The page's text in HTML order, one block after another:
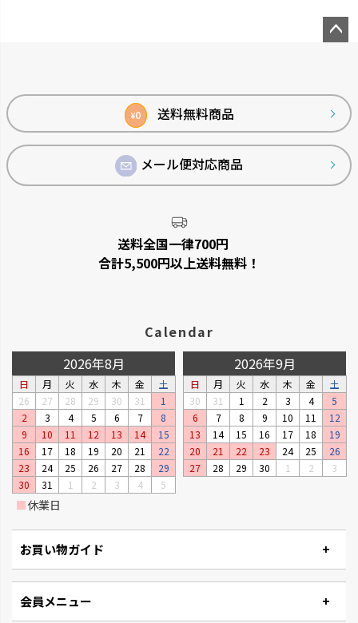
¥0 送料無料商品
メール便対応商品
送料全国一律700円
合計5,500円以上送料無料！
Calendar
2026年8月
日 月 火 水 木 金
土
26
27 28 29 30 31
1
2
3 4 5 6 7
8
9
10 11 12 13 14
15
16
17 18 19 20 21
22
23
24 25 26 27 28
29
30
31 1 2 3 4 5
2026年9月
日 月 火 水 木 金
土
30
31 1 2 3 4
5
6
7 8 9 10 11
12
13
14 15 16 17 18
19
20
21 22 23 24 25
26
27
28 29 30 1 2 3
■休業日
お買い物ガイド
会員メニュー
ップ
へ